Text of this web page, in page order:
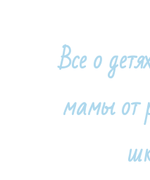
Все о
мамы от